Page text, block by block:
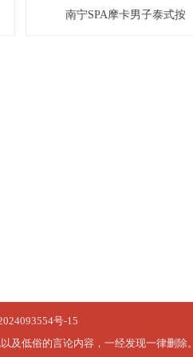
南宁SPA摩卡男子泰式按
号-15
及低俗的言论内容，一经发现一律删除。